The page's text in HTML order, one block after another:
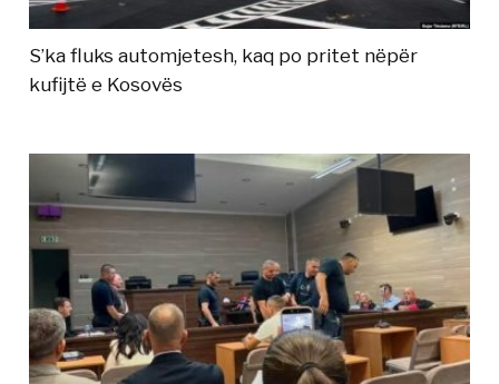
S’ka fluks automjetesh, kaq po pritet nëpër
kufijtë e Kosovës